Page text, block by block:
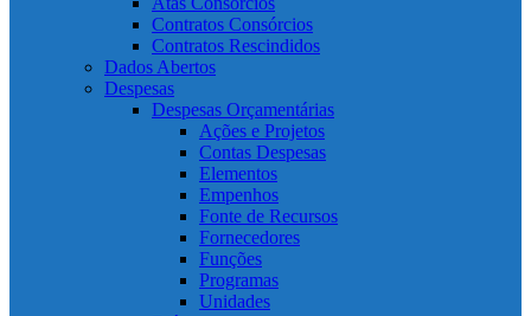
Contratos Consórcios
Contratos Rescindidos
Dados Abertos
Despesas
Despesas Orçamentárias
Ações e Projetos
Contas Despesas
Elementos
Empenhos
Fonte de Recursos
Fornecedores
Funções
Programas
Unidades